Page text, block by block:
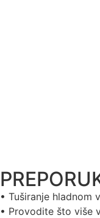
• Tuširanje hladnom
• Provodite što više